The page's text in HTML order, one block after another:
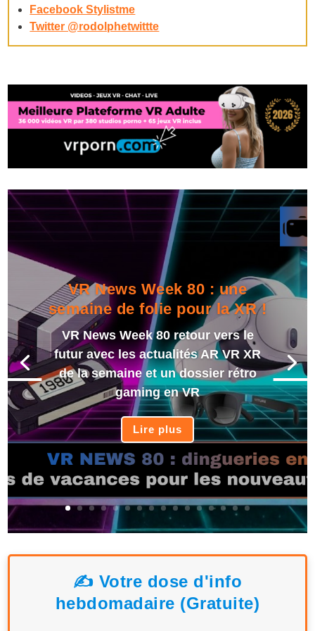
Facebook Stylistme
Twitter @rodolphetwittte
VR News Week 80 : une
semaine de folie pour la XR !
VR News Week 80 retour vers le
futur avec les actualités AR VR XR
de la semaine et un dossier rétro
gaming en VR
Lire plus
✍️ Votre dose d'info
hebdomadaire (Gratuite)